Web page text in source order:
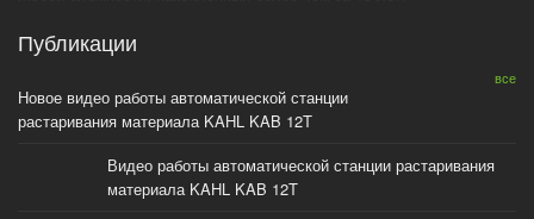
Публикации
все
Новое видео работы автоматической станции
растаривания материала KAHL KAB 12T
Видео работы автоматической станции растаривания
материала KAHL KAB 12T